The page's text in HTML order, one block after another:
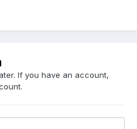
If you have an account,